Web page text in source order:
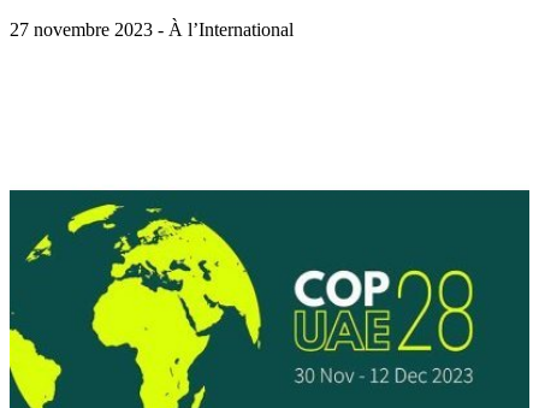
27 novembre 2023 - À l’International